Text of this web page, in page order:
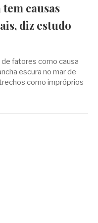
causas
diz estudo
fatores como causa
escura no mar de
como impróprios